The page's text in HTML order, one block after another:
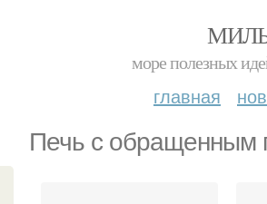
море полезных
главная
Печь с обращенным